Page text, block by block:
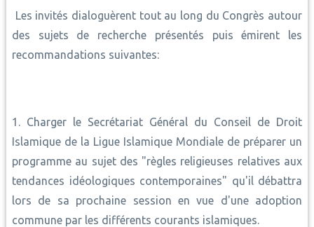
Les invités dialoguèrent tout au long du Congrès autour
des sujets de recherche présentés puis émirent les
recommandations suivantes:
1. Charger le Secrétariat Général du Conseil de Droit
Islamique de la Ligue Islamique Mondiale de préparer un
programme au sujet des "règles religieuses relatives aux
tendances idéologiques contemporaines" qu'il débattra
lors de sa prochaine session en vue d'une adoption
commune par les différents courants islamiques.